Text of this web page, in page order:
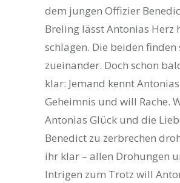
dem jungen Offizier
Breling lässt Antonias Herz
schlagen. Die beiden finden
zueinander. Doch schon
klar: Jemand kennt Antonias
Geheimnis und will Rache.
Antonias Glück und die
Benedict zu zerbrechen
ihr klar – allen Drohungen
Intrigen zum Trotz will